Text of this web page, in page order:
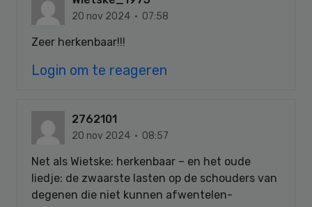
20 nov 2024 · 07:58
Zeer herkenbaar!!!
Login om te reageren
2762101
20 nov 2024 · 08:57
Net als Wietske: herkenbaar – en het oude
liedje: de zwaarste lasten op de schouders van
degenen die niet kunnen afwentelen-